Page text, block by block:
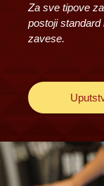
Za sve tipove
postoji
zavese.